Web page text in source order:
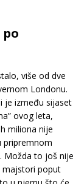
više od dve
Londonu.
je između sijaset
ovog leta,
miliona nije
pripremnom
Možda to još nije
majstori poput